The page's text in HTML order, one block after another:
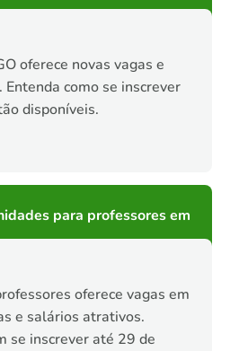
oferece novas vagas e
como se inscrever
disponíveis.
para professores em
oferece vagas em
e salários atrativos.
se inscrever até 29 de